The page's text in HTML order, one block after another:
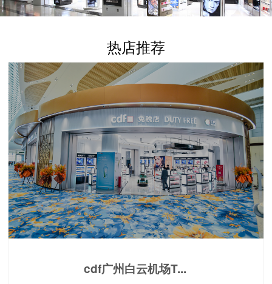
热店推荐
cdf广州白云机场T...